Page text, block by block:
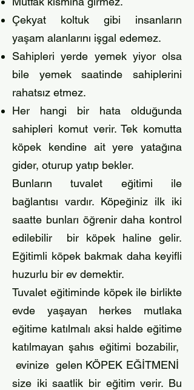
Çekyat koltuk gibi insanların
yaşam alanlarını işgal edemez.
Sahipleri yerde yemek yiyor olsa
bile yemek saatinde sahiplerini
rahatsız etmez.
Her hangi bir hata olduğunda
sahipleri komut verir. Tek komutta
köpek kendine ait yere yatağına
gider, oturup yatıp bekler.
Bunların tuvalet eğitimi ile
bağlantısı vardır. Köpeğiniz ilk iki
saatte bunları öğrenir daha kontrol
edilebilir bir köpek haline gelir.
Eğitimli köpek bakmak daha keyifli
huzurlu bir ev demektir.
Tuvalet eğitiminde köpek ile birlikte
evde yaşayan herkes mutlaka
eğitime katılmalı aksi halde eğitime
katılmayan şahıs eğitimi bozabilir,
evinize gelen KÖPEK EĞİTMENİ
size iki saatlik bir eğitim verir. Bu